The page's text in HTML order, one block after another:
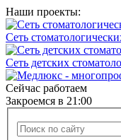
Наши проекты:
Сеть
Сеть детских
Сейчас работаем
Закроемся в 21:00